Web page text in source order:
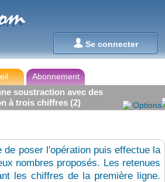
Se connecter
Abonnement
soustraction avec des
à trois chiffres (2)
Options
de poser l'opération puis effectue la
nombres proposés. Les retenues
les chiffres de la première ligne.